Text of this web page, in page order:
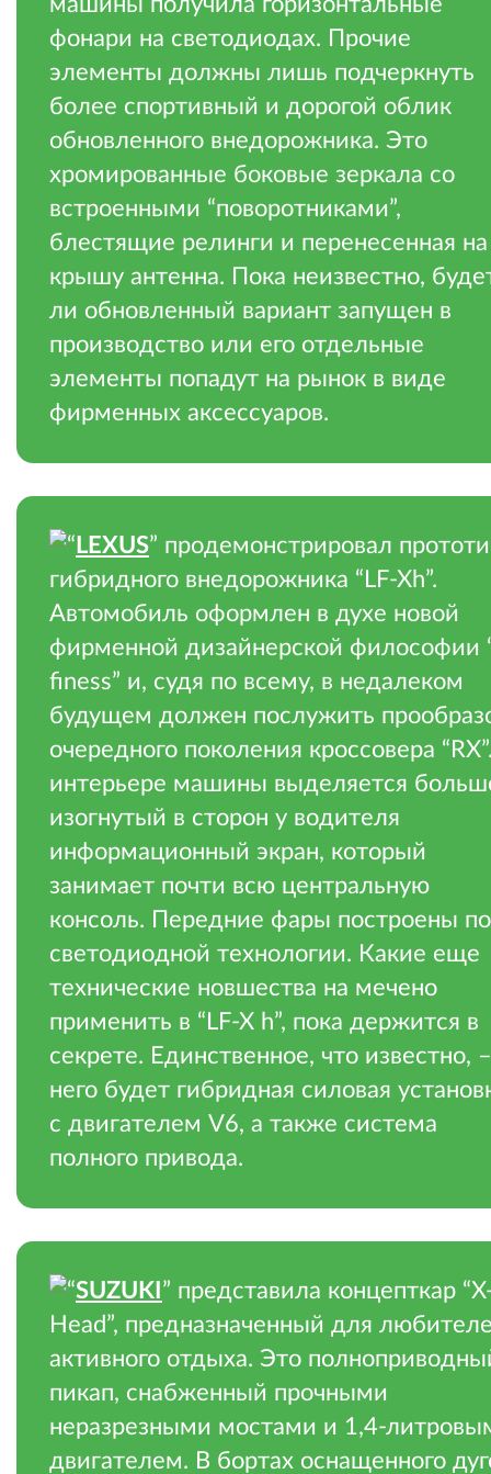
фонари на светодиодах. Прочие
элементы должны лишь подчеркнуть
более спортивный и дорогой облик
обновленного внедорожника. Это
хромированные боковые зеркала со
встроенными “поворотниками”,
блестящие релинги и перенесенная на
крышу антенна. Пока неизвестно,
ли обновленный вариант запущен в
производство или его отдельные
элементы попадут на рынок в виде
фирменных аксессуаров.
“ LEXUS” продемонстрировал
гибридного внедорожника “LF-Xh”.
Автомобиль оформлен в духе новой
фирменной дизайнерской философии
finess” и, судя по всему, в недалеком
будущем должен послужить
очередного поколения кроссовера
интерьере машины выделяется
изогнутый в сторон у водителя
информационный экран, который
занимает почти всю центральную
консоль. Передние фары построены по
светодиодной технологии. Какие еще
технические новшества на мечено
применить в “LF-X h”, пока держится в
секрете. Единственное, что известно,
него будет гибридная силовая
с двигателем V6, а также система
полного привода.
“SUZUKI ” представила концепткар
Head”, предназначенный для
активного отдыха. Это
пикап, снабженный прочными
неразрезными мостами и 1,4-
двигателем. В бортах оснащенного